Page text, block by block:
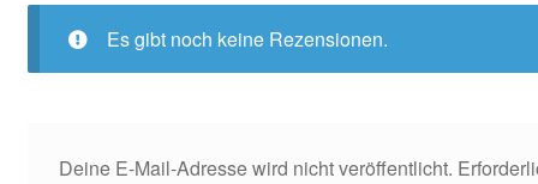
Es gibt noch keine Rezensionen.
Deine E-Mail-Adresse wird nicht veröffentlicht.